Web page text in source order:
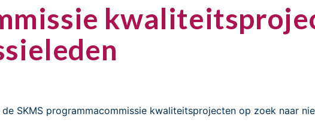
SKMS programmacommissie kwaliteitsprojecten op zoek naar